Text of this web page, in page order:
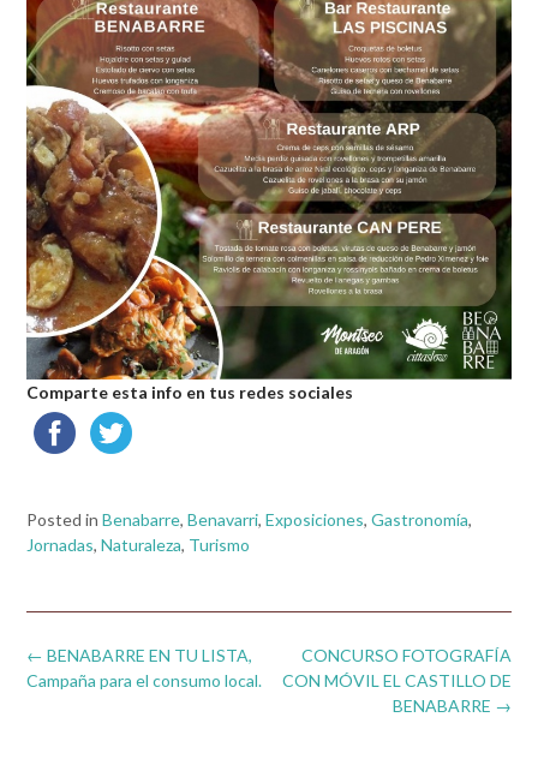
Comparte esta info en tus redes sociales
Posted in Benabarre, Benavarri, Exposiciones, Gastronomía,
Jornadas, Naturaleza, Turismo
Post
navigation
CONCURSO FOTOGRAFÍA
CON MÓVIL EL CASTILLO DE
BENABARRE →
← BENABARRE EN TU LISTA,
Campaña para el consumo local.